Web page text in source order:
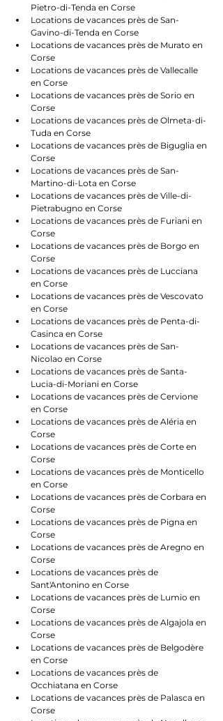
Pietro-di-Tenda en Corse
Locations de vacances près de San-
Gavino-di-Tenda en Corse
Locations de vacances près de Murato en
Corse
Locations de vacances près de Vallecalle
en Corse
Locations de vacances près de Sorio en
Corse
Locations de vacances près de Olmeta-di-
Tuda en Corse
Locations de vacances près de Biguglia en
Corse
Locations de vacances près de San-
Martino-di-Lota en Corse
Locations de vacances près de Ville-di-
Pietrabugno en Corse
Locations de vacances près de Furiani en
Corse
Locations de vacances près de Borgo en
Corse
Locations de vacances près de Lucciana
en Corse
Locations de vacances près de Vescovato
en Corse
Locations de vacances près de Penta-di-
Casinca en Corse
Locations de vacances près de San-
Nicolao en Corse
Locations de vacances près de Santa-
Lucia-di-Moriani en Corse
Locations de vacances près de Cervione
en Corse
Locations de vacances près de Aléria en
Corse
Locations de vacances près de Corte en
Corse
Locations de vacances près de Monticello
en Corse
Locations de vacances près de Corbara en
Corse
Locations de vacances près de Pigna en
Corse
Locations de vacances près de Aregno en
Corse
Locations de vacances près de
Sant'Antonino en Corse
Locations de vacances près de Lumio en
Corse
Locations de vacances près de Algajola en
Corse
Locations de vacances près de Belgodère
en Corse
Locations de vacances près de
Occhiatana en Corse
Locations de vacances près de Palasca en
Corse